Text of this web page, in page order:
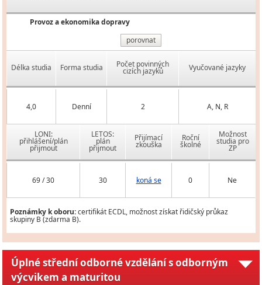
Provoz a ekonomika dopravy
porovnat
Délka studia Forma studia Počet povinných
cizích jazyků Vyučované jazyky
4,0 Denní 2 A, N, R
LONI:
přihlášení/plán
přijmout
LETOS:
plán
přijmout
Přijímací
zkouška
Roční
školné
Možnost
studia pro
ZP
69 / 30 30 koná se 0 Ne
Poznámky k oboru:certifikát ECDL, možnost získat řidičský průkaz
skupiny B (zdarma B).
Úplné střední odborné vzdělání s odborným
výcvikem a maturitou